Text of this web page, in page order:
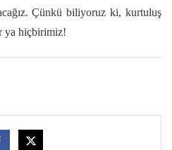
Çünkü biliyoruz ki, kurtuluş
ya hiçbirimiz!